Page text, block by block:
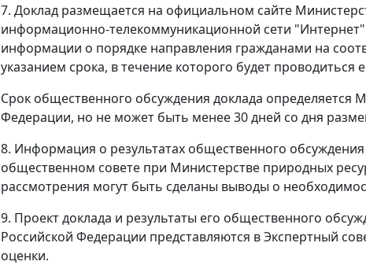
7. Доклад размещается на официальном сайте
информационно-телекоммуникационной сети
информации о порядке направления гражданами на
указанием срока, в течение которого будет
Срок общественного обсуждения доклада определяется
Федерации, но не может быть менее 30 дней со дня
8. Информация о результатах общественного
общественном совете при Министерстве природных
рассмотрения могут быть сделаны выводы о
9. Проект доклада и результаты его общественного
Российской Федерации представляются в Экспертный
оценки.